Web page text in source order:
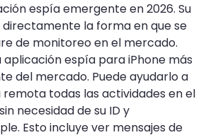
espía emergente en 2026. Su
la forma en que se
de monitoreo en el mercado.
espía para iPhone más
del mercado. Puede ayudarlo a
todas las actividades en el
necesidad de su ID y
Esto incluye ver mensajes de